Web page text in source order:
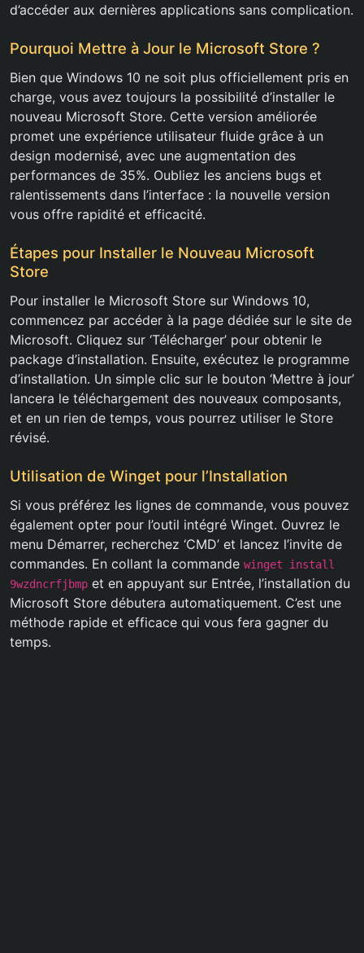
d’accéder aux dernières applications sans complication.
Pourquoi Mettre à Jour le Microsoft Store ?
Bien que Windows 10 ne soit plus officiellement pris en
charge, vous avez toujours la possibilité d’installer le
nouveau Microsoft Store. Cette version améliorée
promet une expérience utilisateur fluide grâce à un
design modernisé, avec une augmentation des
performances de 35%. Oubliez les anciens bugs et
ralentissements dans l’interface : la nouvelle version
vous offre rapidité et efficacité.
Étapes pour Installer le Nouveau Microsoft
Store
Pour installer le Microsoft Store sur Windows 10,
commencez par accéder à la page dédiée sur le site de
Microsoft. Cliquez sur ‘Télécharger’ pour obtenir le
package d’installation. Ensuite, exécutez le programme
d’installation. Un simple clic sur le bouton ‘Mettre à jour’
lancera le téléchargement des nouveaux composants,
et en un rien de temps, vous pourrez utiliser le Store
révisé.
Utilisation de Winget pour l’Installation
Si vous préférez les lignes de commande, vous pouvez
également opter pour l’outil intégré Winget. Ouvrez le
menu Démarrer, recherchez ‘CMD’ et lancez l’invite de
commandes. En collant la commande winget install
9wzdncrfjbmp et en appuyant sur Entrée, l’installation du
Microsoft Store débutera automatiquement. C’est une
méthode rapide et efficace qui vous fera gagner du
temps.